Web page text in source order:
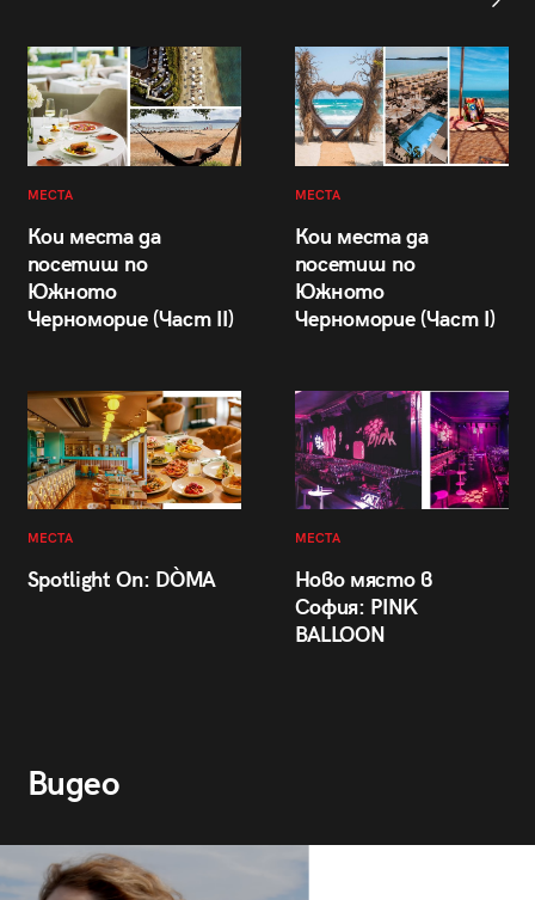
МЕСТА
Кои места да
посетиш по
Южното
Черноморие (Част II)
МЕСТА
Кои места да
посетиш по
Южното
Черноморие (Част I)
МЕСТА
Spotlight On: DÒMA
МЕСТА
Ново място в
София: PINK
BALLOON
Видео